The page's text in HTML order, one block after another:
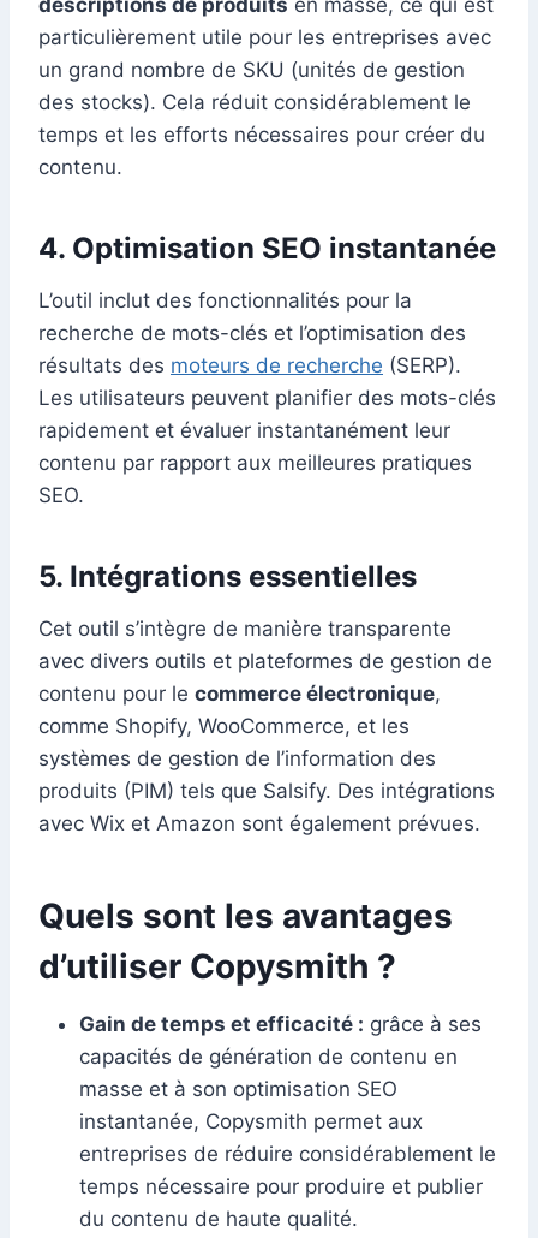
descriptions de produits en masse, ce qui est
particulièrement utile pour les entreprises avec
un grand nombre de SKU (unités de gestion
des stocks). Cela réduit considérablement le
temps et les efforts nécessaires pour créer du
contenu.
4. Optimisation SEO instantanée
L’outil inclut des fonctionnalités pour la
recherche de mots-clés et l’optimisation des
résultats des moteurs de recherche (SERP).
Les utilisateurs peuvent planifier des mots-clés
rapidement et évaluer instantanément leur
contenu par rapport aux meilleures pratiques
SEO.
5. Intégrations essentielles
Cet outil s’intègre de manière transparente
avec divers outils et plateformes de gestion de
contenu pour le commerce électronique,
comme Shopify, WooCommerce, et les
systèmes de gestion de l’information des
produits (PIM) tels que Salsify. Des intégrations
avec Wix et Amazon sont également prévues.
Quels sont les avantages
d’utiliser Copysmith ?
Gain de temps et efficacité : grâce à ses
capacités de génération de contenu en
masse et à son optimisation SEO
instantanée, Copysmith permet aux
entreprises de réduire considérablement le
temps nécessaire pour produire et publier
du contenu de haute qualité.